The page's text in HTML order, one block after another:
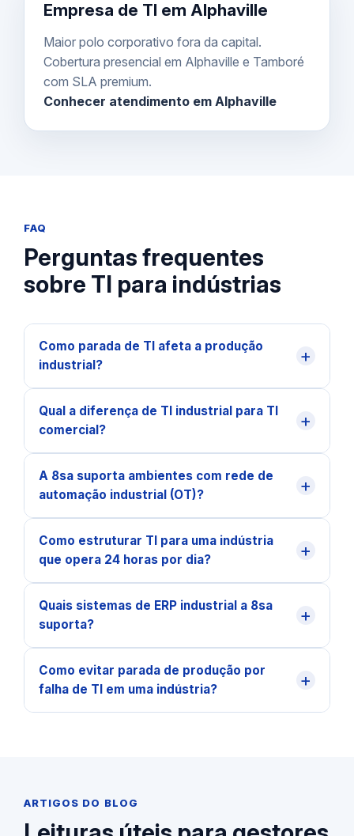
Empresa de TI em Alphaville
Maior polo corporativo fora da capital.
Cobertura presencial em Alphaville e Tamboré
com SLA premium.
Conhecer atendimento em Alphaville
FAQ
Perguntas frequentes
sobre TI para indústrias
Como parada de TI afeta a produção
industrial?
+
Qual a diferença de TI industrial para TI
comercial?
+
A 8sa suporta ambientes com rede de
automação industrial (OT)?
+
Como estruturar TI para uma indústria
que opera 24 horas por dia?
+
Quais sistemas de ERP industrial a 8sa
suporta?
+
Como evitar parada de produção por
falha de TI em uma indústria?
+
ARTIGOS DO BLOG